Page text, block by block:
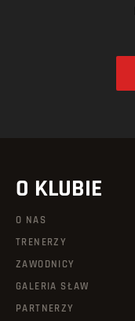
O KLUBIE
O NAS
TRENERZY
ZAWODNICY
GALERIA SŁAW
PARTNERZY